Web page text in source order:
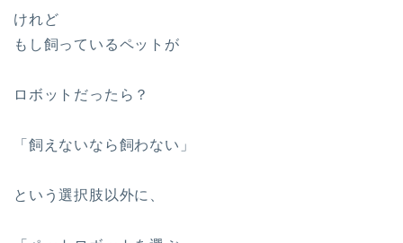
けれど
もし飼っているペットが
ロボットだったら？
「飼えないなら飼わない」
という選択肢以外に、